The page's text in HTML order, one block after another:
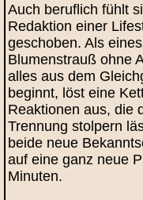
Auch beruflich fühlt
Redaktion einer
geschoben. Als
Blumenstrauß ohne
alles aus dem
beginnt, löst eine
Reaktionen aus, die
Trennung stolpern
beide neue
auf eine ganz neue
Minuten.